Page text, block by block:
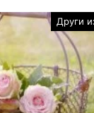
Други